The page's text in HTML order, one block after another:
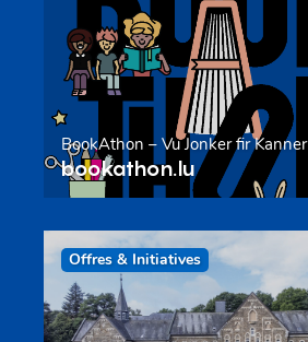
BookAthon – Vu Jonker fir Kanner
bookathon.lu
Offres & Initiatives